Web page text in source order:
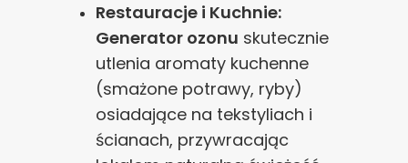
Restauracje i Kuchnie:
Generator ozonu skutecznie
utlenia aromaty kuchenne
(smażone potrawy, ryby)
osiadające na tekstyliach i
ścianach, przywracając